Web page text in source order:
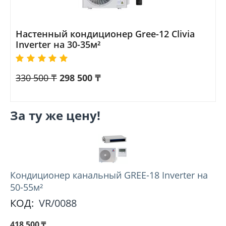
Настенный кондиционер Gree-12 Clivia
Inverter на 30-35м²
330 500 ₸ 298 500 ₸
За ту же цену!
Кондиционер канальный GREE-18 Inverter на
50-55м²
КОД: VR/0088